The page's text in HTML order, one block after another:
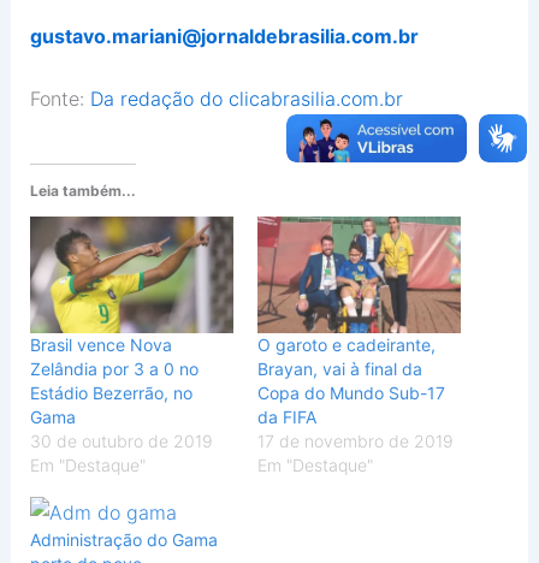
gustavo.mariani@jornaldebrasilia.com.br
Fonte: Da redação do clicabrasilia.com.br
Leia também...
Brasil vence Nova
Zelândia por 3 a 0 no
Estádio Bezerrão, no
Gama
30 de outubro de 2019
Em "Destaque"
O garoto e cadeirante,
Brayan, vai à final da
Copa do Mundo Sub-17
da FIFA
17 de novembro de 2019
Em "Destaque"
Administração do Gama